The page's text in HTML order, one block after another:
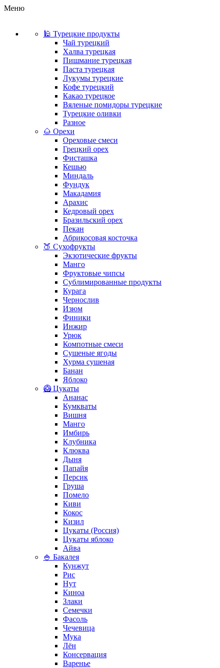
Меню
🕌 Турецкие продукты
Чай турецкий
Халва турецкая
Пишмание турецкая
Паста турецкая
Лукумы турецкие
Кофе турецкий
Какао турецкое
Вяленые помидоры турецкие
Турецкие оливки
Разное
🌰 Орехи
Ореховые смеси
Грецкий орех
Фисташка
Кешью
Миндаль
Фундук
Макадамия
Арахис
Кедровый орех
Бразильский орех
Пекан
Абрикосовая косточка
🍑 Сухофрукты
Экзотические фрукты
Манго
Фруктовые чипсы
Сублимированные продукты
Курага
Чернослив
Изюм
Финики
Инжир
Урюк
Компотные смеси
Сушеные ягоды
Хурма сушеная
Банан
Яблоко
🥝 Цукаты
Ананас
Кумкваты
Вишня
Манго
Имбирь
Клубника
Клюква
Дыня
Папайя
Персик
Груша
Помело
Киви
Кокос
Кизил
Цукаты (Россия)
Цукаты яблоко
Айва
🍚 Бакалея
Кунжут
Рис
Нут
Киноа
Злаки
Семечки
Фасоль
Чечевица
Мука
Лён
Консервация
Варенье